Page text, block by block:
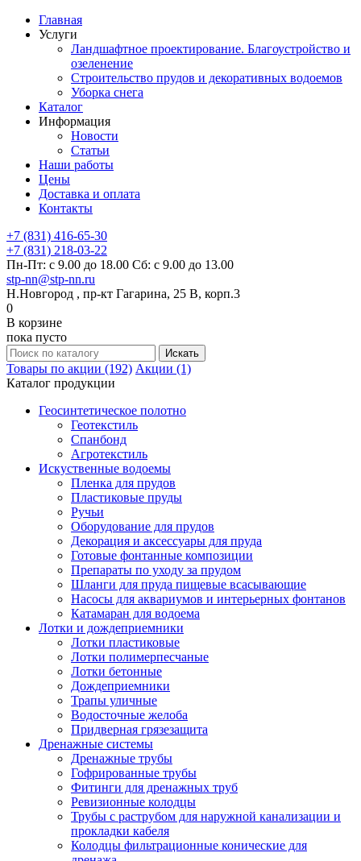
Главная
Услуги
Ландшафтное проектирование. Благоустройство и
озеленение
Строительство прудов и декоративных водоемов
Уборка снега
Каталог
Информация
Новости
Статьи
Наши работы
Цены
Доставка и оплата
Контакты
+7 (831) 416-65-30
+7 (831) 218-03-22
Пн-Пт: с 9.00 до 18.00 Сб: с 9.00 до 13.00
stp-nn@stp-nn.ru
Н.Новгород , пр-кт Гагарина, 25 В, корп.3
0
В корзине
пока пусто
Товары по акции (192) Акции (1)
Каталог продукции
Геосинтетическое полотно
Геотекстиль
Спанбонд
Агротекстиль
Искуственные водоемы
Пленка для прудов
Пластиковые пруды
Ручьи
Оборудование для прудов
Декорация и аксессуары для пруда
Готовые фонтанные композиции
Препараты по уходу за прудом
Шланги для пруда пищевые всасывающие
Насосы для аквариумов и интерьерных фонтанов
Катамаран для водоема
Лотки и дождеприемники
Лотки пластиковые
Лотки полимерпесчаные
Лотки бетонные
Дождеприемники
Трапы уличные
Водосточные желоба
Придверная грязезащита
Дренажные системы
Дренажные трубы
Гофрированные трубы
Фитинги для дренажных труб
Ревизионные колодцы
Трубы с раструбом для наружной канализации и
прокладки кабеля
Колодцы фильтрационные конические для